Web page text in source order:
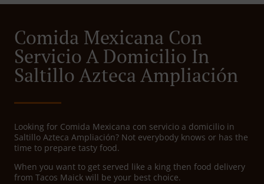
Comida Mexicana Con
Servicio A Domicilio In
Saltillo Azteca Ampliación
Looking for Comida Mexicana con servicio a domicilio in
Saltillo Azteca Ampliación? Not everybody knows or has the
time to prepare tasty food.
When you want to get served like a king then food delivery
from Tacos Maick will be your best choice.